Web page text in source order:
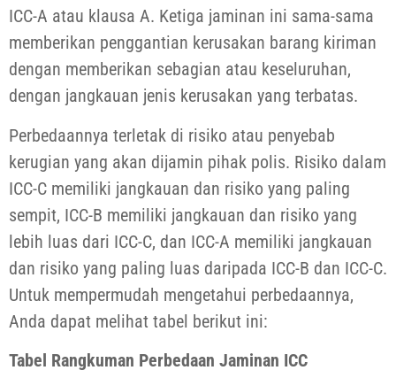
ICC-A atau klausa A. Ketiga jaminan ini sama-sama
memberikan penggantian kerusakan barang kiriman
dengan memberikan sebagian atau keseluruhan,
dengan jangkauan jenis kerusakan yang terbatas.
Perbedaannya terletak di risiko atau penyebab
kerugian yang akan dijamin pihak polis. Risiko dalam
ICC-C memiliki jangkauan dan risiko yang paling
sempit, ICC-B memiliki jangkauan dan risiko yang
lebih luas dari ICC-C, dan ICC-A memiliki jangkauan
dan risiko yang paling luas daripada ICC-B dan ICC-C.
Untuk mempermudah mengetahui perbedaannya,
Anda dapat melihat tabel berikut ini:
Tabel Rangkuman Perbedaan Jaminan ICC